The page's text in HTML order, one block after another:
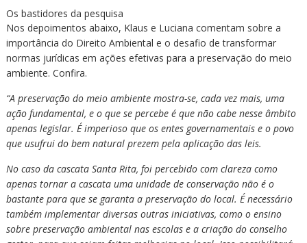
Os bastidores da pesquisa
Nos depoimentos abaixo, Klaus e Luciana comentam sobre a
importância do Direito Ambiental e o desafio de transformar
normas jurídicas em ações efetivas para a preservação do meio
ambiente. Confira.
“A preservação do meio ambiente mostra-se, cada vez mais, uma
ação fundamental, e o que se percebe é que não cabe nesse âmbito
apenas legislar. É imperioso que os entes governamentais e o povo
que usufrui do bem natural prezem pela aplicação das leis.
No caso da cascata Santa Rita, foi percebido com clareza como
apenas tornar a cascata uma unidade de conservação não é o
bastante para que se garanta a preservação do local. É necessário
também implementar diversas outras iniciativas, como o ensino
sobre preservação ambiental nas escolas e a criação do conselho